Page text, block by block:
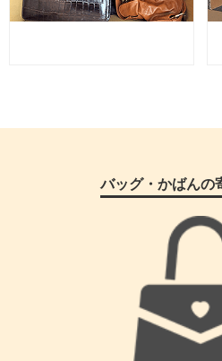
バッグ・かばんの